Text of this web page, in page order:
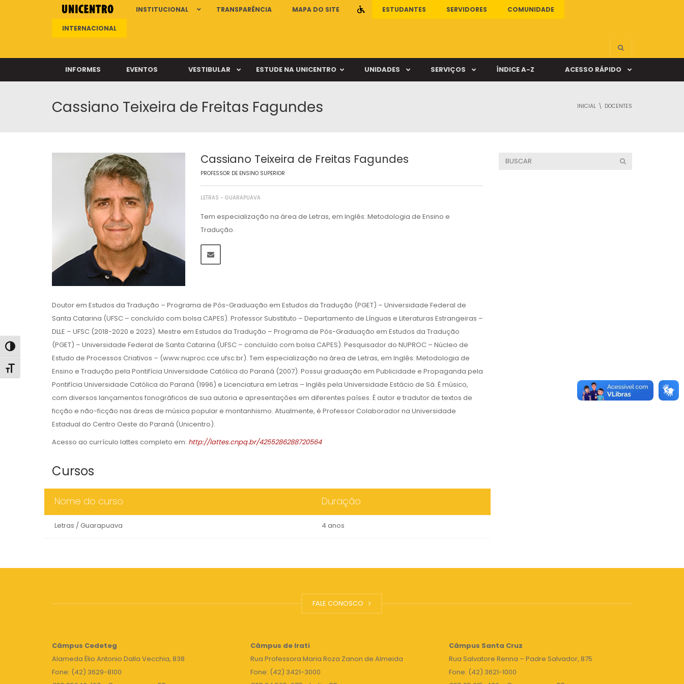
Alternar alto contraste
Alternar tamanho da fonte
INSTITUCIONAL TRANSPARÊNCIA MAPA DO SITE . ESTUDANTES SERVIDORES COMUNIDADE
INTERNACIONAL
INFORMES EVENTOS VESTIBULAR ESTUDE NA UNICENTRO UNIDADES
Câmpus Cedeteg
SERVIÇOS
Clínica Escola de Educação Física
Clínica Escola de Fisioterapia
ÍNDICE A-Z ACESSO RÁPIDO
Vestibular
Sisu Revalidação de diplomas
Cassiano Teixeira de Freitas Fagundes INICIAL DOCENTES
Cassiano Teixeira de Freitas Fagundes
PROFESSOR DE ENSINO SUPERIOR
LETRAS - GUARAPUAVA
Tem especialização na área de Letras, em Inglês: Metodologia de Ensino e
Tradução.
Doutor em Estudos da Tradução – Programa de Pós-Graduação em Estudos da Tradução (PGET) – Universidade Federal de
Santa Catarina (UFSC – concluído com bolsa CAPES). Professor Substituto – Departamento de Línguas e Literaturas Estrangeiras –
DLLE – UFSC (2018-2020 e 2023). Mestre em Estudos da Tradução – Programa de Pós-Graduação em Estudos da Tradução
(PGET) – Universidade Federal de Santa Catarina (UFSC – concluído com bolsa CAPES). Pesquisador do NUPROC – Núcleo de
Estudo de Processos Criativos – (www.nuproc.cce.ufsc.br). Tem especialização na área de Letras, em Inglês: Metodologia de
Ensino e Tradução pela Pontifícia Universidade Católica do Paraná (2007). Possui graduação em Publicidade e Propaganda pela
Pontifícia Universidade Católica do Paraná (1996) e Licenciatura em Letras – Inglês pela Universidade Estácio de Sá. É músico,
com diversos lançamentos fonográficos de sua autoria e apresentações em diferentes países. É autor e tradutor de textos de
ficção e não-ficção nas áreas de música popular e montanhismo. Atualmente, é Professor Colaborador na Universidade
Estadual do Centro Oeste do Paraná (Unicentro).
Acesso ao currículo lattes completo em: http://lattes.cnpq.br/4255286288720564
Cursos
Nome do curso Duração
Letras / Guarapuava 4 anos
FALE CONOSCO
Câmpus Cedeteg
Alameda Élio Antonio Dalla Vecchia, 838
Fone: (42) 3629-8100
Câmpus de Irati
Rua Professora Maria Roza Zanon de Almeida
Fone: (42) 3421-3000
Câmpus Santa Cruz
Rua Salvatore Renna – Padre Salvador, 875
Fone: (42) 3621-1000